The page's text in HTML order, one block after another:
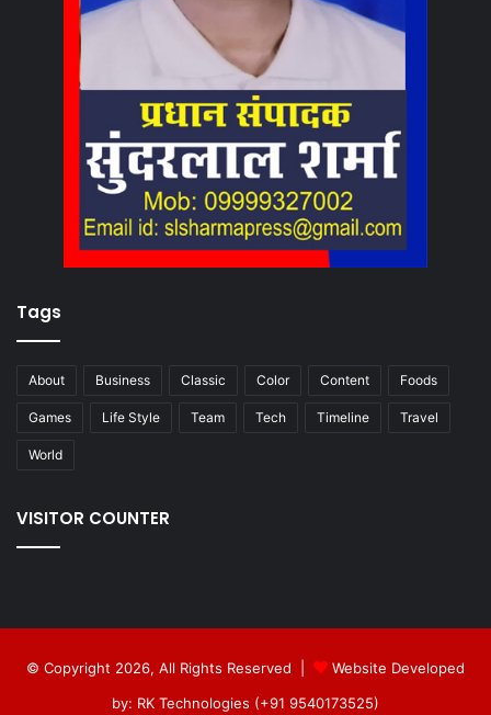
Tags
About Business Classic Color Content Foods
Games Life Style Team Tech Timeline Travel
World
VISITOR COUNTER
© Copyright 2026, All Rights Reserved |
Website Developed
by: RK Technologies (+91 9540173525)